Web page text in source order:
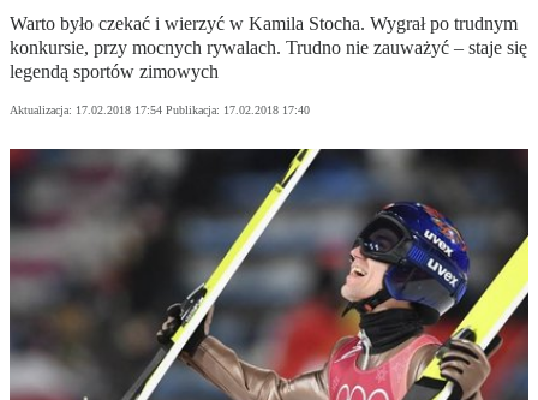
Warto było czekać i wierzyć w Kamila Stocha. Wygrał po trudnym
konkursie, przy mocnych rywalach. Trudno nie zauważyć – staje się
legendą sportów zimowych
Aktualizacja: 17.02.2018 17:54 Publikacja: 17.02.2018 17:40